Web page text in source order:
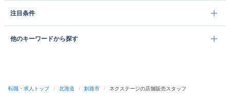
注目条件
他のキーワードから探す
転職・求人トップ / 北海道 / 釧路市 / ネクステージの店舗販売スタッフ